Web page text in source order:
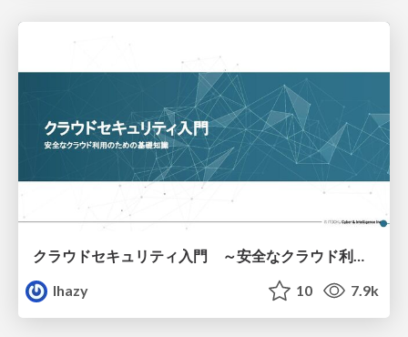
クラウドセキュリティ入門 ～安全なクラウド利用のための基礎知識～
lhazy
10 7.9k